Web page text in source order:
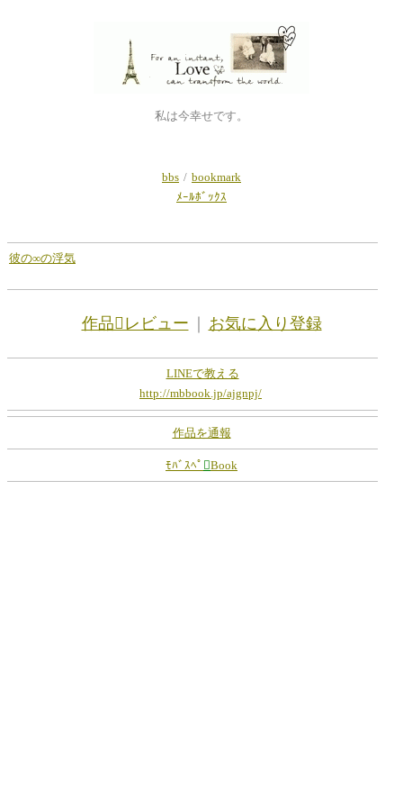
私は今幸せです。
bbs / bookmark
ﾒｰﾙﾎﾞｯｸｽ
彼の∞の浮気
作品レビュー お気に入り登録
LINEで教える
http://mbbook.jp/ajgnpj/
作品を通報
ﾓﾊﾞｽﾍﾟ Book